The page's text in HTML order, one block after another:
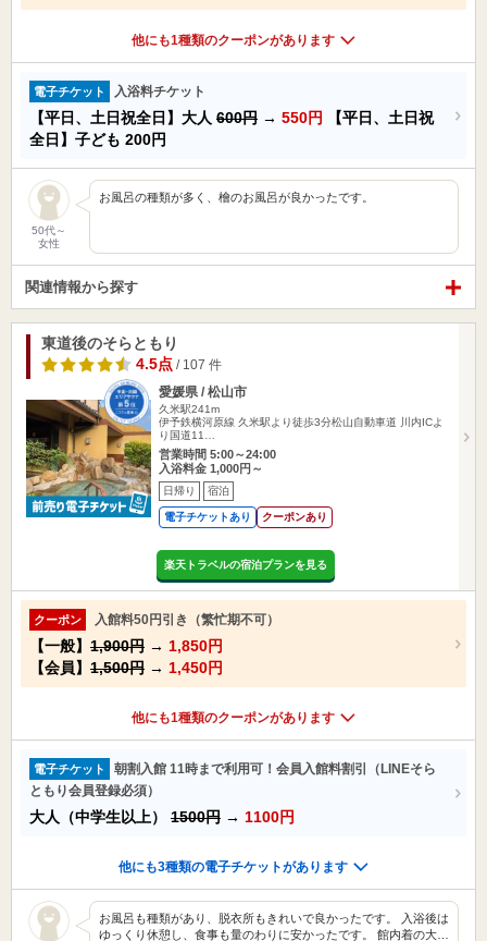
他にも1種類のクーポンがあります
電子チケット 入浴料チケット
【平日、土日祝全日】大人 600円 → 550円
【平日、土日祝
全日】子ども 200円
50代～
女性
お風呂の種類が多く、檜のお風呂が良かったです。
関連情報から探す
東道後のそらともり
4.5点 / 107 件
愛媛県 / 松山市
久米駅241m
伊予鉄横河原線 久米駅より徒歩3分松山自動車道 川内ICよ
り国道11…
営業時間 5:00～24:00
入浴料金 1,000円～
日帰り 宿泊
電子チケットあり クーポンあり
楽天トラベルの宿泊プランを見る
クーポン 入館料50円引き（繁忙期不可）
【一般】 1,900円 → 1,850円
【会員】 1,500円 → 1,450円
他にも1種類のクーポンがあります
電子チケット
朝割入館 11時まで利用可！会員入館料割引（LINEそら
ともり会員登録必須）
大人（中学生以上） 1500円 → 1100円
他にも3種類の電子チケットがあります
お風呂も種類があり、脱衣所もきれいで良かったです。 入浴後は
ゆっくり休憩し、食事も量のわりに安かったです。 館内着の大…